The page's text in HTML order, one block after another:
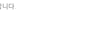
다.